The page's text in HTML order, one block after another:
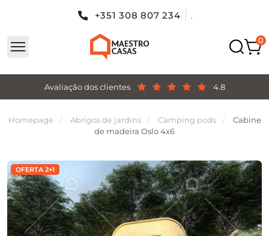
Avaliação dos clientes 4.8
+351 308 807 234 .
Homepage Abrigos de jardins Camping pods
Cabine
de madeira Oslo 4x6
OFERTA 2+1